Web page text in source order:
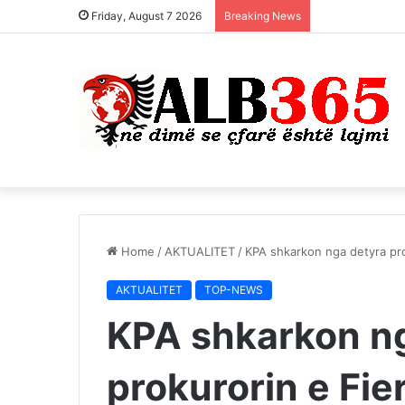
Friday, August 7 2026 Breaking News
Home / AKTUALITET / KPA shkarkon nga detyra
AKTUALITET TOP-NEWS
KPA shkarkon
prokurorin e